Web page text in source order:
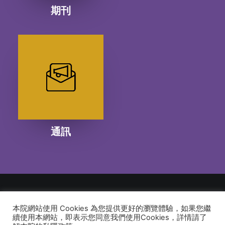
期刊
通訊
© 2026 建道神學院Alliance Bible Seminary. All rights reserved
本院網站使用 Cookies 為您提供更好的瀏覽體驗，如果您繼
續使用本網站，即表示您同意我們使用Cookies，詳情請了